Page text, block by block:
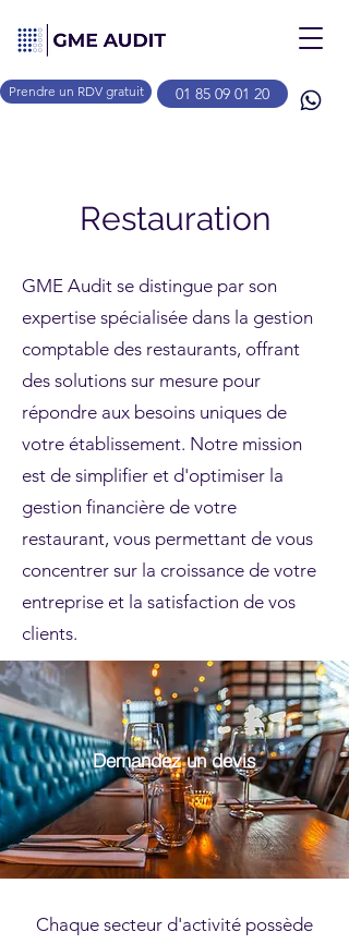
Prendre un RDV gratuit 01 85 09 01 20
Restauration
GME Audit se distingue par son
expertise spécialisée dans la gestion
comptable des restaurants, offrant
des solutions sur mesure pour
répondre aux besoins uniques de
votre établissement. Notre mission
est de simplifier et d'optimiser la
gestion financière de votre
restaurant, vous permettant de vous
concentrer sur la croissance de votre
entreprise et la satisfaction de vos
clients.
Demandez un devis
Chaque secteur d'activité possède